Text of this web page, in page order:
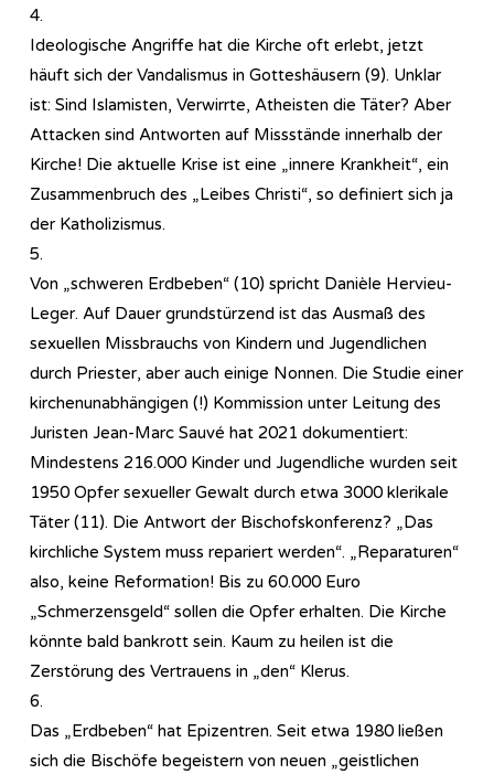
4.
Ideologische Angriffe hat die Kirche oft erlebt, jetzt
häuft sich der Vandalismus in Gotteshäusern (9). Unklar
ist: Sind Islamisten, Verwirrte, Atheisten die Täter? Aber
Attacken sind Antworten auf Missstände innerhalb der
Kirche! Die aktuelle Krise ist eine „innere Krankheit“, ein
Zusammenbruch des „Leibes Christi“, so definiert sich ja
der Katholizismus.
5.
Von „schweren Erdbeben“ (10) spricht Danièle Hervieu-
Leger. Auf Dauer grundstürzend ist das Ausmaß des
sexuellen Missbrauchs von Kindern und Jugendlichen
durch Priester, aber auch einige Nonnen. Die Studie einer
kirchenunabhängigen (!) Kommission unter Leitung des
Juristen Jean-Marc Sauvé hat 2021 dokumentiert:
Mindestens 216.000 Kinder und Jugendliche wurden seit
1950 Opfer sexueller Gewalt durch etwa 3000 klerikale
Täter (11). Die Antwort der Bischofskonferenz? „Das
kirchliche System muss repariert werden“. „Reparaturen“
also, keine Reformation! Bis zu 60.000 Euro
„Schmerzensgeld“ sollen die Opfer erhalten. Die Kirche
könnte bald bankrott sein. Kaum zu heilen ist die
Zerstörung des Vertrauens in „den“ Klerus.
6.
Das „Erdbeben“ hat Epizentren. Seit etwa 1980 ließen
sich die Bischöfe begeistern von neuen „geistlichen